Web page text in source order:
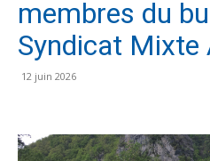
membres du
Syndicat Mixte
12 juin 2026